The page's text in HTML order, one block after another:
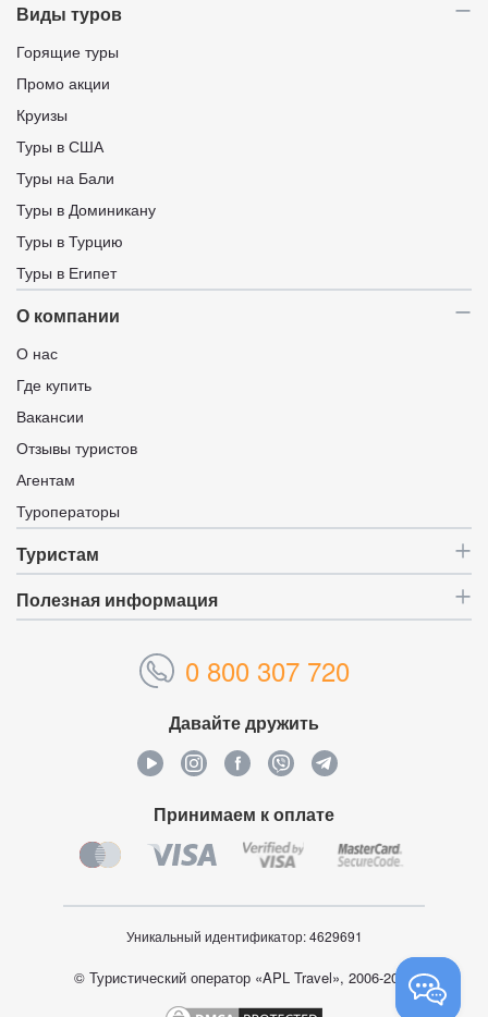
Виды туров
Горящие туры
Промо акции
Круизы
Туры в США
Туры на Бали
Туры в Доминикану
Туры в Турцию
Туры в Египет
О компании
О нас
Где купить
Вакансии
Отзывы туристов
Агентам
Туроператоры
Туристам
Полезная информация
0 800 307 720
Давайте дружить
Принимаем к оплате
Уникальный идентификатор:4629691
© Туристический оператор «APL Travel», 2006-2026